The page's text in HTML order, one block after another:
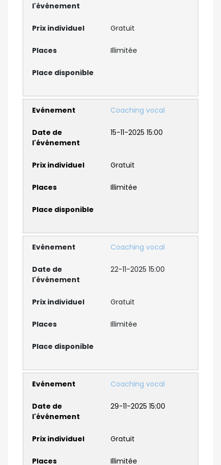
Gratuit
Illimitée
Coaching vocal
15-11-2025 15:00
Gratuit
Illimitée
Coaching vocal
22-11-2025 15:00
Gratuit
Illimitée
Coaching vocal
29-11-2025 15:00
Gratuit
Illimitée